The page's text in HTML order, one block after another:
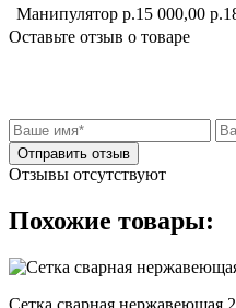
Манипулятор р.15 000,00
Оставьте отзыв о товаре
Отправить отзыв
Отзывы отсутствуют
Похожие товары:
Сетка сварная нержавеющая